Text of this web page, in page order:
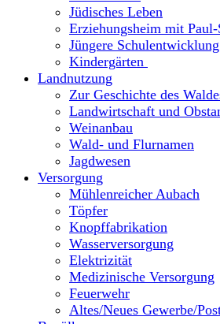
Jüdisches Leben
Erziehungsheim mit
Jüngere Schulentwicklung
Kindergärten
Landnutzung
Zur Geschichte des
Landwirtschaft und
Weinanbau
Wald- und Flurnamen
Jagdwesen
Versorgung
Mühlenreicher Aubach
Töpfer
Knopffabrikation
Wasserversorgung
Elektrizität
Medizinische Versorgung
Feuerwehr
Altes/Neues Gewerbe/